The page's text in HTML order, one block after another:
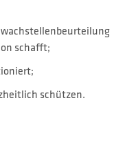
schafft;
schützen.